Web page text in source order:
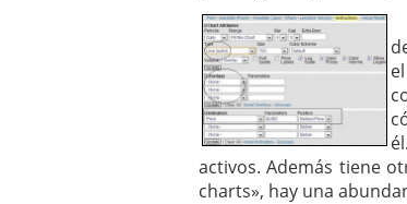
activos. Además tiene
charts», hay una